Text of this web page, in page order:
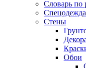
Словарь по
Спецодежда
Стены
Обои